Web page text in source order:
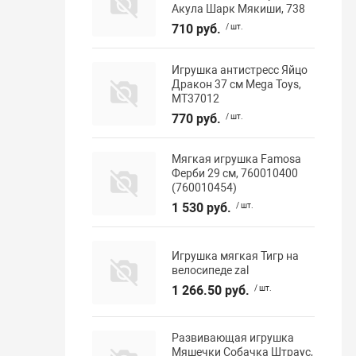
Акула Шарк Мякиши, 738
710 руб. / шт.
Игрушка антистресс Яйцо
Дракон 37 см Mega Toys,
МТ37012
770 руб. / шт.
Мягкая игрушка Famosa
Ферби 29 см, 760010400
(760010454)
1 530 руб. / шт.
Игрушка мягкая Тигр на
велосипеде zal
1 266.50 руб. / шт.
Развивающая игрушка
Мяшечки Собачка Штраус,